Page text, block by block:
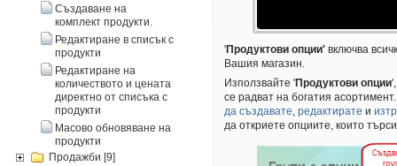
Създаване на
комплект продукти.
Редактиране в списък с
продукти
Редактиране на
количеството и цената
директно от списъка с
продукти
Масово обновяване на
продукти
Продажби [9]
'Продуктови опции' включва
Вашия магазин.
Използвайте 'Продуктови опции
се радват на богатия
да създавате, редактирате и
да откриете опциите, които